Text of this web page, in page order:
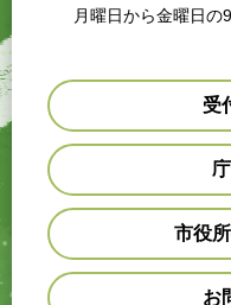
月曜日から金曜日
受
市役
お